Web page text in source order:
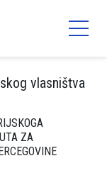
vlasništva
ZA